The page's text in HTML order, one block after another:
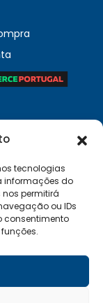
tecnologias
informações do
permitirá
ou IDs
consentimento